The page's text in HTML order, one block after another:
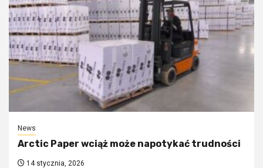
News
Arctic Paper wciąż może napotykać trudności
14 stycznia, 2026